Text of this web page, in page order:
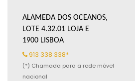
ALAMEDA DOS OCEANOS,
LOTE 4.32.01 LOJA E
1900 LISBOA
913 338 338*
(*) Chamada para a rede móvel
nacional